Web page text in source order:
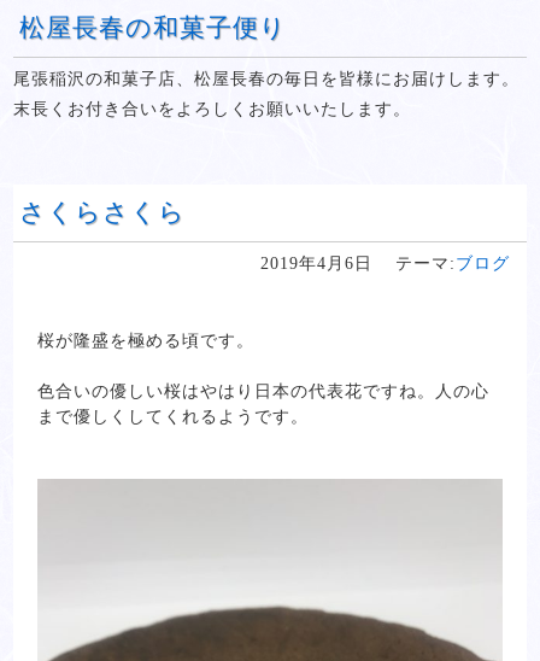
松屋長春の和菓子便り
尾張稲沢の和菓子店、松屋長春の毎日を皆様にお届けします。
末長くお付き合いをよろしくお願いいたします。
さくらさくら
2019年4月6日 テーマ: ブログ
桜が隆盛を極める頃です。
色合いの優しい桜はやはり日本の代表花ですね。人の心
まで優しくしてくれるようです。